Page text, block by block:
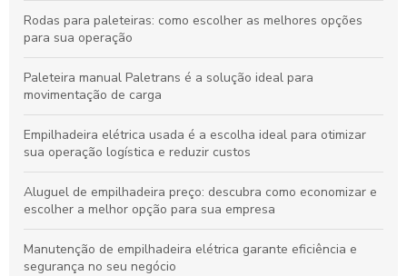
Rodas para paleteiras: como escolher as melhores opções
para sua operação
Paleteira manual Paletrans é a solução ideal para
movimentação de carga
Empilhadeira elétrica usada é a escolha ideal para otimizar
sua operação logística e reduzir custos
Aluguel de empilhadeira preço: descubra como economizar e
escolher a melhor opção para sua empresa
Manutenção de empilhadeira elétrica garante eficiência e
segurança no seu negócio